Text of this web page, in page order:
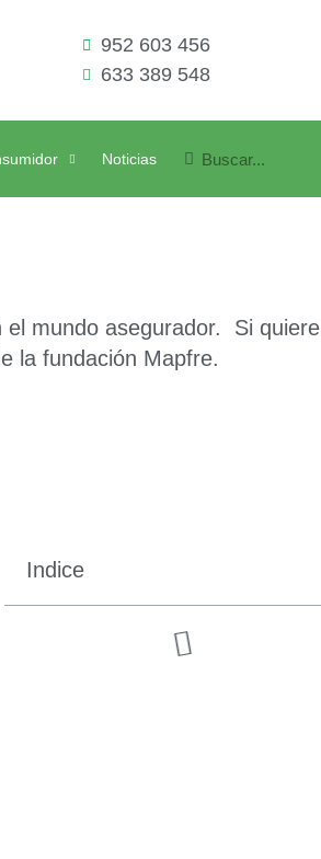
952 603 456
633 389 548
Noticias
el mundo asegurador. Si quiere
la fundación Mapfre.
Indice